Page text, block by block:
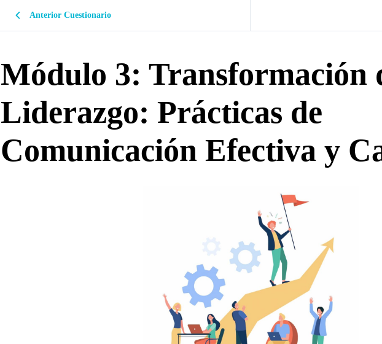
Anterior Cuestionario
Módulo 3: Transformación
Liderazgo: Prácticas de
Comunicación Efectiva y